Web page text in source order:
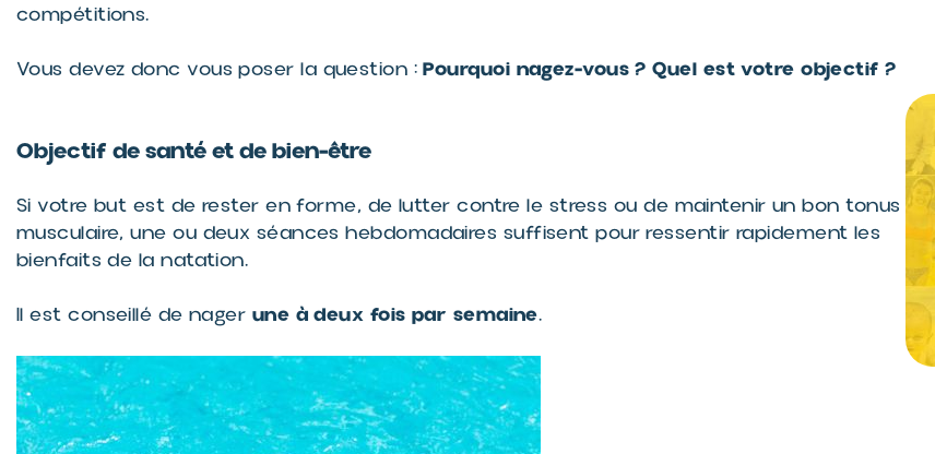
compétitions.
Vous devez donc vous poser la question : Pourquoi nagez-vous ? Quel est votre objectif ?
Objectif de santé et de bien-être
Si votre but est de rester en forme, de lutter contre le stress ou de maintenir un bon tonus
musculaire, une ou deux séances hebdomadaires suffisent pour ressentir rapidement les
bienfaits de la natation.
Il est conseillé de nager une à deux fois par semaine.